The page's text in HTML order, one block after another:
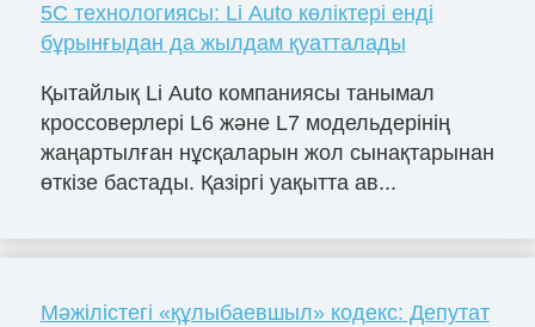
5С технологиясы: Li Auto көліктері енді
бұрынғыдан да жылдам қуатталады
Қытайлық Li Auto компаниясы танымал
кроссоверлері L6 және L7 модельдерінің
жаңартылған нұсқаларын жол сынақтарынан
өткізе бастады. Қазіргі уақытта ав...
Мәжілістегі «құлыбаевшыл» кодекс: Депутат